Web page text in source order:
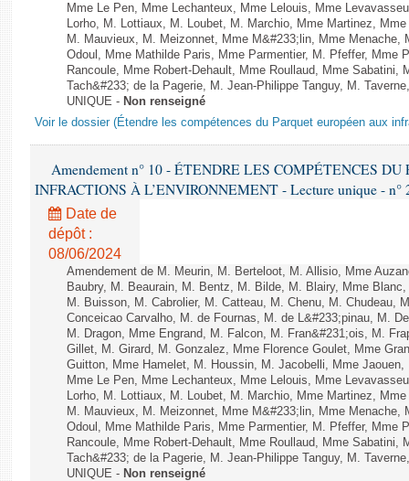
Mme Le Pen, Mme Lechanteux, Mme Lelouis, Mme
Lorho, M. Lottiaux, M. Loubet, M. Marchio, Mme Martinez,
M. Mauvieux, M. Meizonnet, Mme M&#233;lin, Mme Menache,
Odoul, Mme Mathilde Paris, Mme Parmentier, M. Pfeffer, Mme
Rancoule, Mme Robert-Dehault, Mme Roullaud, Mme
Tach&#233; de la Pagerie, M. Jean-Philippe Tanguy, M.
UNIQUE - Non renseigné
Voir le dossier (Étendre les compétences du Parquet européen aux
Amendement n° 10 - ÉTENDRE LES COMPÉTENCES
INFRACTIONS À L’ENVIRONNEMENT - Lecture unique - n°
Date de
dépôt :
08/06/2024
Amendement de M. Meurin, M. Berteloot, M. Allisio, Mme
Baubry, M. Beaurain, M. Bentz, M. Bilde, M. Blairy, Mme
M. Buisson, M. Cabrolier, M. Catteau, M. Chenu, M. Chudeau,
Conceicao Carvalho, M. de Fournas, M. de L&#233;pinau, M.
M. Dragon, Mme Engrand, M. Falcon, M. Fran&#231;ois, M.
Gillet, M. Girard, M. Gonzalez, Mme Florence Goulet, Mme
Guitton, Mme Hamelet, M. Houssin, M. Jacobelli, Mme
Mme Le Pen, Mme Lechanteux, Mme Lelouis, Mme
Lorho, M. Lottiaux, M. Loubet, M. Marchio, Mme Martinez,
M. Mauvieux, M. Meizonnet, Mme M&#233;lin, Mme Menache,
Odoul, Mme Mathilde Paris, Mme Parmentier, M. Pfeffer, Mme
Rancoule, Mme Robert-Dehault, Mme Roullaud, Mme
Tach&#233; de la Pagerie, M. Jean-Philippe Tanguy, M.
UNIQUE - Non renseigné